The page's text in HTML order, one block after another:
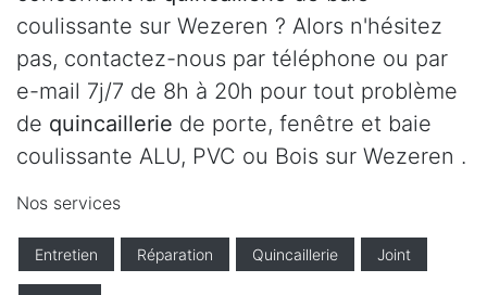
coulissante sur Wezeren ? Alors n'hésitez
pas, contactez-nous par téléphone ou par
e-mail 7j/7 de 8h à 20h pour tout problème
de quincaillerie de porte, fenêtre et baie
coulissante ALU, PVC ou Bois sur Wezeren .
Nos services
Entretien Réparation Quincaillerie Joint